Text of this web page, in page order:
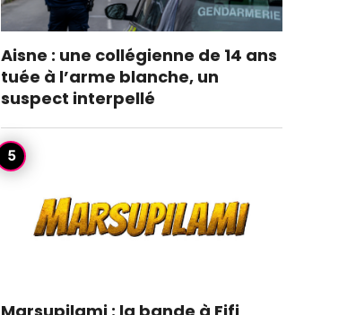
Aisne : une collégienne de 14 ans
tuée à l’arme blanche, un
suspect interpellé